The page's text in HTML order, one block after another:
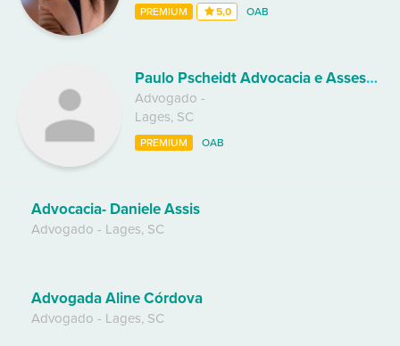
PREMIUM 5,0 OAB
Paulo Pscheidt Advocacia e Assessoria Jurídica
Advogado -
Lages, SC
PREMIUM OAB
Advocacia- Daniele Assis
Advogado - Lages, SC
Advogada Aline Córdova
Advogado - Lages, SC